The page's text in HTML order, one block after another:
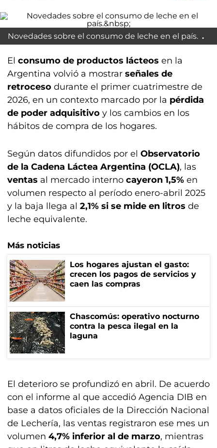
Novedades sobre el consumo de leche en el país.
El consumo de productos lácteos en la
Argentina volvió a mostrar señales de
retroceso durante el primer cuatrimestre de
2026, en un contexto marcado por la pérdida
de poder adquisitivo y los cambios en los
hábitos de compra de los hogares.
Según datos difundidos por el Observatorio
de la Cadena Láctea Argentina (OCLA), las
ventas al mercado interno cayeron 1,5% en
volumen respecto al período enero-abril 2025
y la baja llega al 2,1% si se mide en litros de
leche equivalente.
Más noticias
Los hogares ajustan el gasto:
crecen los pagos de servicios y
caen las compras
Chascomús: operativo nocturno
contra la pesca ilegal en la
laguna
El deterioro se profundizó en abril. De acuerdo
con el informe al que accedió Agencia DIB en
base a datos oficiales de la Dirección Nacional
de Lechería, las ventas registraron ese mes un
volumen 4,7% inferior al de marzo, mientras